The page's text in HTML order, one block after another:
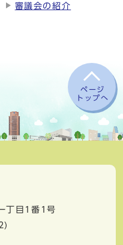
審議会の紹介
ページ
トップへ
丁目1番1号